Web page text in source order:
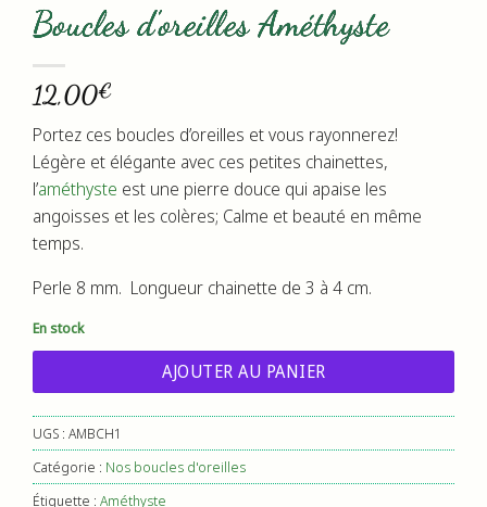
Boucles d’oreilles Améthyste
12,00€
Portez ces boucles d’oreilles et vous rayonnerez!
Légère et élégante avec ces petites chainettes,
l’améthyste est une pierre douce qui apaise les
angoisses et les colères; Calme et beauté en même
temps.
Perle 8 mm. Longueur chainette de 3 à 4 cm.
En stock
AJOUTER AU PANIER
UGS : AMBCH1
Catégorie : Nos boucles d'oreilles
Étiquette : Améthyste